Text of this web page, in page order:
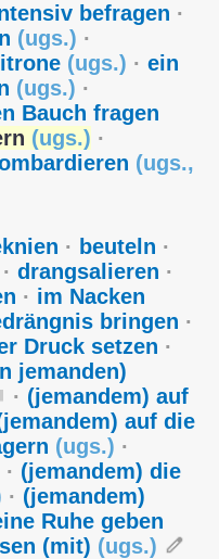
befragen ·
(ugs.) ·
(ugs.) · ein
(ugs.) ·
Bauch fragen
(ugs.) ·
(ugs.,
· beuteln ·
· drangsalieren ·
· im Nacken
bringen ·
Druck setzen ·
jemanden)
· (jemandem) auf
auf die
(ugs.) ·
· (jemandem) die
· (jemandem)
Ruhe geben
(mit) (ugs.)